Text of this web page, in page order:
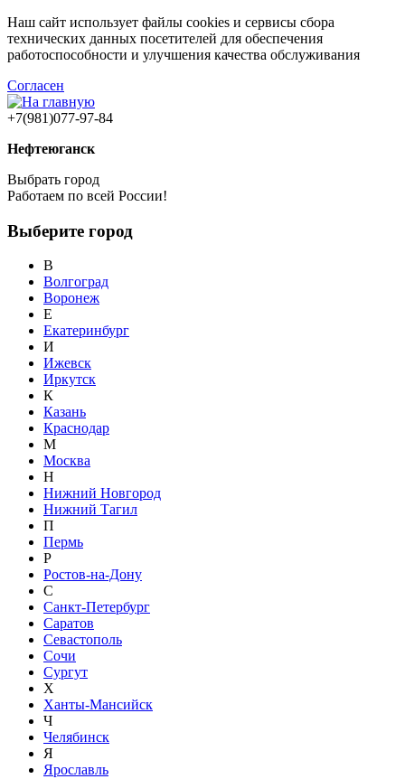
Наш сайт использует файлы cookies и сервисы сбора
технических данных посетителей для обеспечения
работоспособности и улучшения качества обслуживания
Согласен
+7(981)077-97-84
Нефтеюганск
Выбрать город
Работаем по всей России!
Выберите город
В
Волгоград
Воронеж
Е
Екатеринбург
И
Ижевск
Иркутск
К
Казань
Краснодар
М
Москва
Н
Нижний Новгород
Нижний Тагил
П
Пермь
Р
Ростов-на-Дону
С
Санкт-Петербург
Саратов
Севастополь
Сочи
Сургут
Х
Ханты-Мансийск
Ч
Челябинск
Я
Ярославль